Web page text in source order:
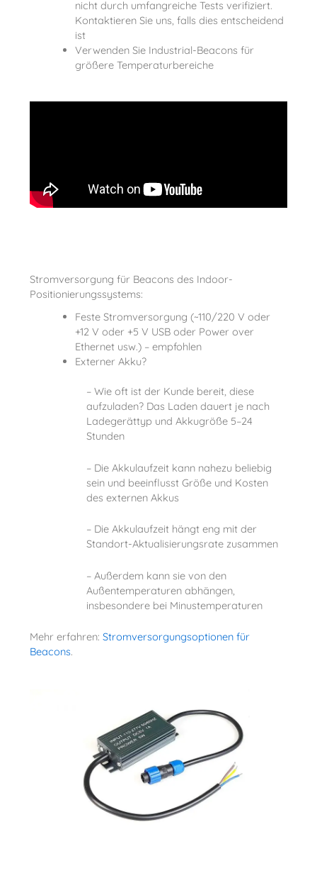
nicht durch umfangreiche Tests verifiziert.
Kontaktieren Sie uns, falls dies entscheidend
ist
Verwenden Sie Industrial-Beacons für
größere Temperaturbereiche
Stromversorgung für Beacons des Indoor-
Positionierungssystems:
Feste Stromversorgung (~110/220 V oder
+12 V oder +5 V USB oder Power over
Ethernet usw.) – empfohlen
Externer Akku?
– Wie oft ist der Kunde bereit, diese
aufzuladen? Das Laden dauert je nach
Ladegerättyp und Akkugröße 5–24
Stunden
– Die Akkulaufzeit kann nahezu beliebig
sein und beeinflusst Größe und Kosten
des externen Akkus
– Die Akkulaufzeit hängt eng mit der
Standort-Aktualisierungsrate zusammen
– Außerdem kann sie von den
Außentemperaturen abhängen,
insbesondere bei Minustemperaturen
Mehr erfahren:Stromversorgungsoptionen für
Beacons.